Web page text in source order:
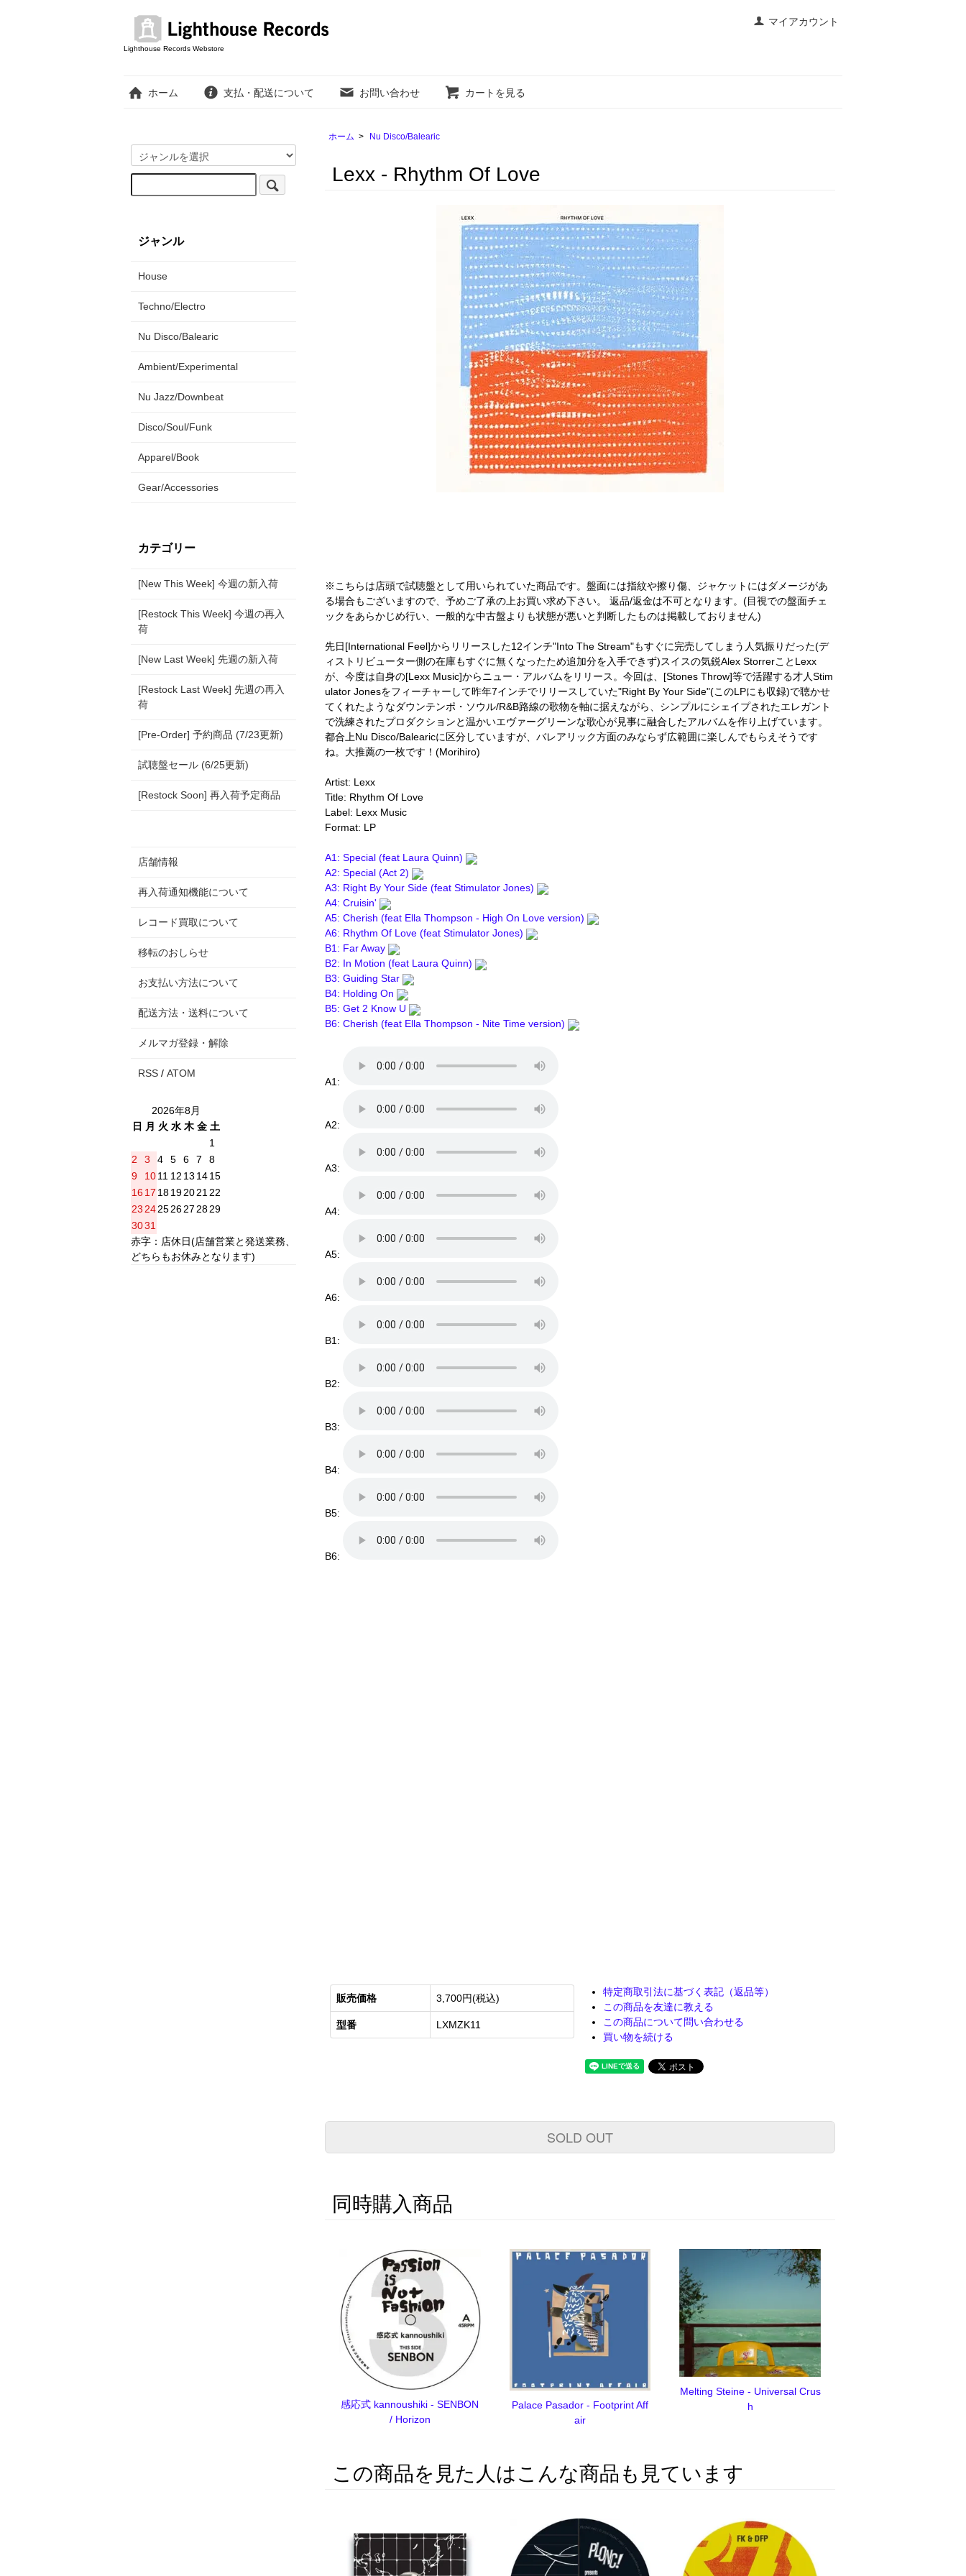
マイアカウント
Lighthouse Records Webstore
ホーム 支払・配送について お問い合わせ カートを見る
ホーム > Nu Disco/Balearic
Lexx - Rhythm Of Love
※こちらは店頭で試聴盤として用いられていた商品です。盤面には指紋や擦り傷、ジャケットにはダメージがあ
る場合もございますので、予めご了承の上お買い求め下さい。 返品/返金は不可となります。(目視での盤面チェ
ックをあらかじめ行い、一般的な中古盤よりも状態が悪いと判断したものは掲載しておりません)
先日[International Feel]からリリースした12インチ"Into The Stream"もすぐに完売してしまう人気振りだった(デ
ィストリビューター側の在庫もすぐに無くなったため追加分を入手できず)スイスの気鋭Alex StorrerことLexx
が、今度は自身の[Lexx Music]からニュー・アルバムをリリース。今回は、[Stones Throw]等で活躍する才人Stim
ulator Jonesをフィーチャーして昨年7インチでリリースしていた"Right By Your Side"(このLPにも収録)で聴かせ
てくれたようなダウンテンポ・ソウル/R&B路線の歌物を軸に据えながら、シンプルにシェイプされたエレガント
で洗練されたプロダクションと温かいエヴァーグリーンな歌心が見事に融合したアルバムを作り上げています。
都合上Nu Disco/Balearicに区分していますが、バレアリック方面のみならず広範囲に楽しんでもらえそうです
ね。大推薦の一枚です！(Morihiro)
Artist: Lexx
Title: Rhythm Of Love
Label: Lexx Music
Format: LP
A1: Special (feat Laura Quinn)
A2: Special (Act 2)
A3: Right By Your Side (feat Stimulator Jones)
A4: Cruisin'
A5: Cherish (feat Ella Thompson - High On Love version)
A6: Rhythm Of Love (feat Stimulator Jones)
B1: Far Away
B2: In Motion (feat Laura Quinn)
B3: Guiding Star
B4: Holding On
B5: Get 2 Know U
B6: Cherish (feat Ella Thompson - Nite Time version)
A1:
A2:
A3:
A4:
A5:
A6:
B1:
B2:
B3:
B4:
B5:
B6:
販売価格 3,700円(税込)
型番 LXMZK11
特定商取引法に基づく表記（返品等）
この商品を友達に教える
この商品について問い合わせる
買い物を続ける
SOLD OUT
同時購入商品
感応式 kannoushiki - SENBON
/ Horizon
Palace Pasador - Footprint Aff
air
Melting Steine - Universal Crus
h
この商品を見た人はこんな商品も見ています
ジャンル
House
Techno/Electro
Nu Disco/Balearic
Ambient/Experimental
Nu Jazz/Downbeat
Disco/Soul/Funk
Apparel/Book
Gear/Accessories
カテゴリー
[New This Week] 今週の新入荷
[Restock This Week] 今週の再入
荷
[New Last Week] 先週の新入荷
[Restock Last Week] 先週の再入
荷
[Pre-Order] 予約商品 (7/23更新)
試聴盤セール (6/25更新)
[Restock Soon] 再入荷予定商品
店舗情報
再入荷通知機能について
レコード買取について
移転のおしらせ
お支払い方法について
配送方法・送料について
メルマガ登録・解除
RSS / ATOM
2026年8月
日
月 火 水 木 金 土
1
2
3 4 5 6 7
8
9
1011 12 13 1415
16 17 18192021 22
23 24252627 2829
3031
赤字：店休日(店舗営業と発送業務、
どちらもお休みとなります)